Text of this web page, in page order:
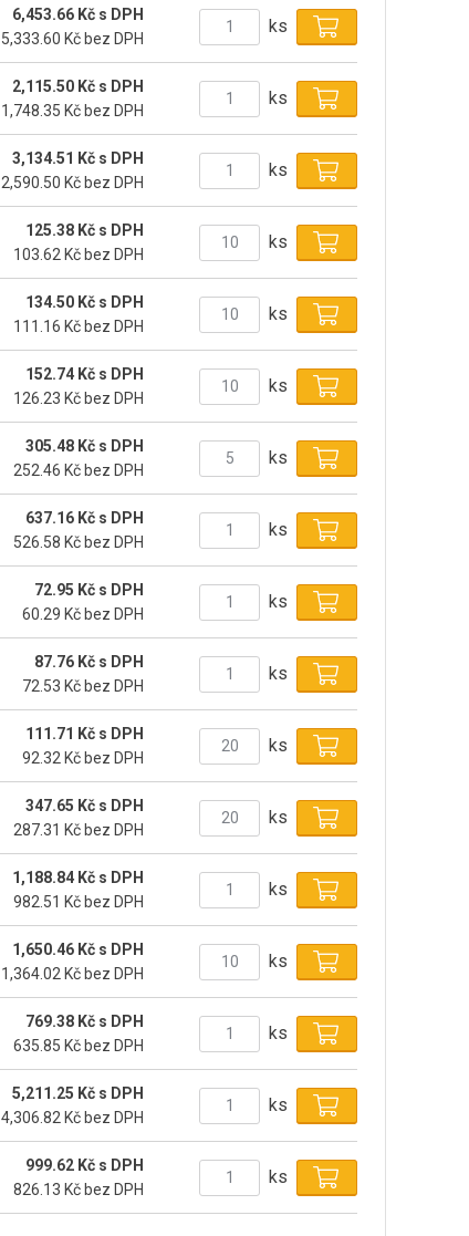
6,453.66 Kč s DPH
5,333.60 Kč bez DPH
ks
2,115.50 Kč s DPH
1,748.35 Kč bez DPH
ks
3,134.51 Kč s DPH
2,590.50 Kč bez DPH
ks
125.38 Kč s DPH
103.62 Kč bez DPH
ks
134.50 Kč s DPH
111.16 Kč bez DPH
ks
152.74 Kč s DPH
126.23 Kč bez DPH
ks
305.48 Kč s DPH
252.46 Kč bez DPH
ks
637.16 Kč s DPH
526.58 Kč bez DPH
ks
72.95 Kč s DPH
60.29 Kč bez DPH
ks
87.76 Kč s DPH
72.53 Kč bez DPH
ks
111.71 Kč s DPH
92.32 Kč bez DPH
ks
347.65 Kč s DPH
287.31 Kč bez DPH
ks
1,188.84 Kč s DPH
982.51 Kč bez DPH
ks
1,650.46 Kč s DPH
1,364.02 Kč bez DPH
ks
769.38 Kč s DPH
635.85 Kč bez DPH
ks
5,211.25 Kč s DPH
4,306.82 Kč bez DPH
ks
999.62 Kč s DPH
826.13 Kč bez DPH
ks